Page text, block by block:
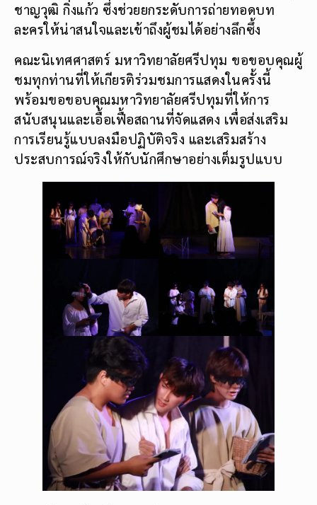
ชาญวุฒิ กิ่งแก้ว ซึ่งช่วยยกระดับการถ่ายทอดบท
ละครให้น่าสนใจและเข้าถึงผู้ชมได้อย่างลึกซึ้ง
คณะนิเทศศาสตร์ มหาวิทยาลัยศรีปทุม ขอขอบคุณผู้
ชมทุกท่านที่ให้เกียรติร่วมชมการแสดงในครั้งนี้
พร้อมขอขอบคุณมหาวิทยาลัยศรีปทุมที่ให้การ
สนับสนุนและเอื้อเฟื้อสถานที่จัดแสดง เพื่อส่งเสริม
การเรียนรู้แบบลงมือปฏิบัติจริง และเสริมสร้าง
ประสบการณ์จริงให้กับนักศึกษาอย่างเต็มรูปแบบ